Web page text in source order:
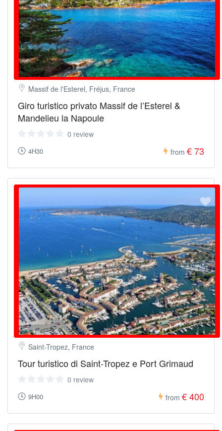
Saint-Tropez, France
Tour turistico di Saint-Tropez e Port Grimaud
0 review
9H00 from € 400
Massif de l'Esterel, Fréjus, France
Giro turistico privato Massif de l’Esterel &
Mandelieu la Napoule
0 review
4H30 from € 73